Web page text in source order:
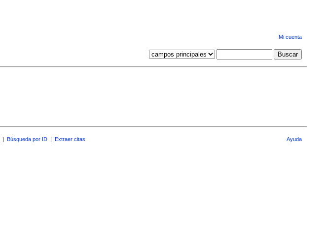
Mi cuenta
| Búsqueda por ID | Extraer citas Ayuda